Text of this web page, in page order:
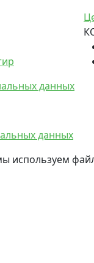
данных
данных
используем